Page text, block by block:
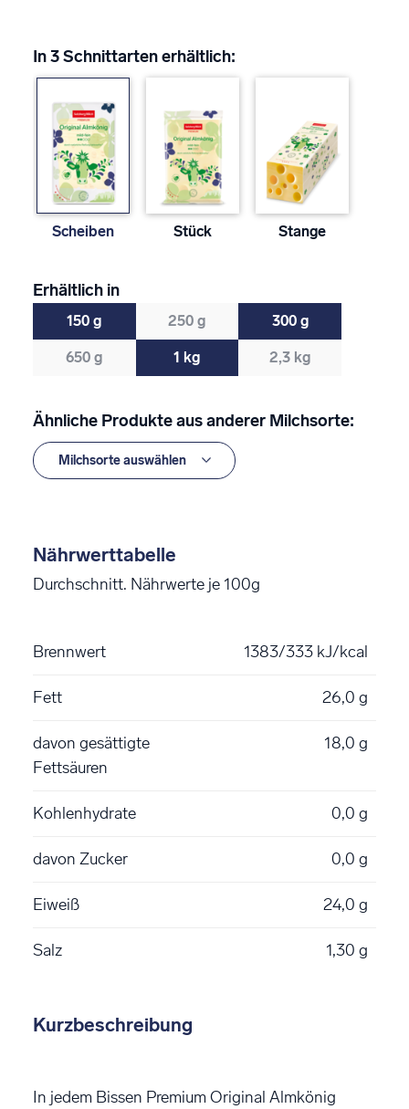
In 3 Schnittarten erhältlich:
Scheiben Stück Stange
Erhältlich in
150 g 250 g 300 g
650 g 1 kg 2,3 kg
Ähnliche Produkte aus anderer Milchsorte:
Nährwerttabelle
Durchschnitt. Nährwerte je 100g
Brennwert 1383/333 kJ/kcal
Fett 26,0 g
davon gesättigte
Fettsäuren
18,0 g
Kohlenhydrate 0,0 g
davon Zucker 0,0 g
Eiweiß 24,0 g
Salz 1,30 g
Kurzbeschreibung
In jedem Bissen Premium Original Almkönig